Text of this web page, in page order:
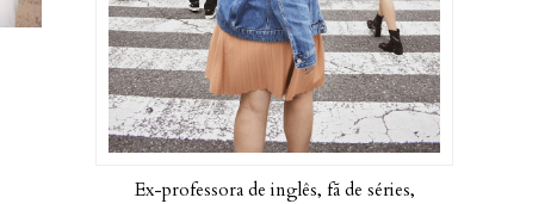
Ex-professora de inglês, fã de séries,